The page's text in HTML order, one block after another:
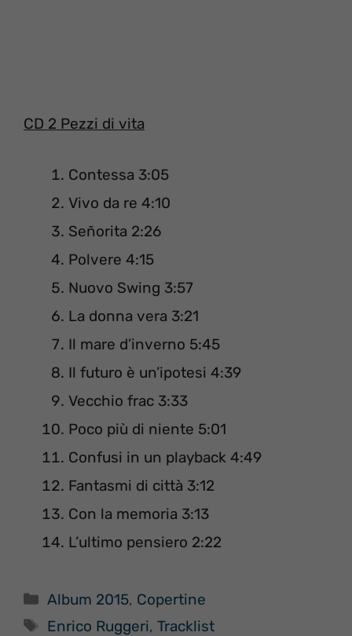
CD 2 Pezzi di vita
Contessa 3:05
Vivo da re 4:10
Señorita 2:26
Polvere 4:15
Nuovo Swing 3:57
La donna vera 3:21
Il mare d’inverno 5:45
Il futuro è un’ipotesi 4:39
Vecchio frac 3:33
Poco più di niente 5:01
Confusi in un playback 4:49
Fantasmi di città 3:12
Con la memoria 3:13
L’ultimo pensiero 2:22
Categorie
Album 2015, Copertine
Tag
Enrico Ruggeri,Tracklist